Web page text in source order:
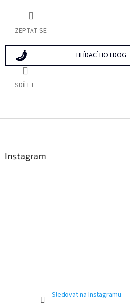
ZEPTAT SE
HLÍDACÍ HOTDOG
SDÍLET
Instagram
Sledovat na Instagramu